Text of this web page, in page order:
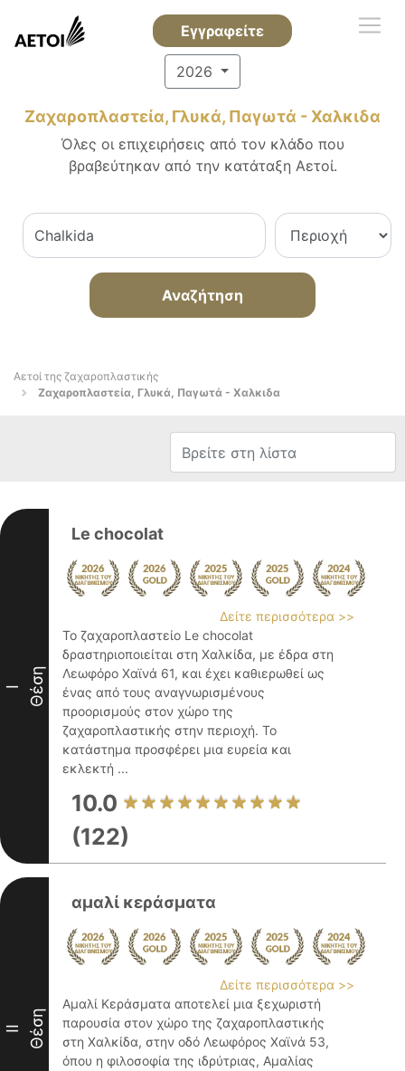
Εγγραφείτε
2026
Ζαχαροπλαστεία, Γλυκά, Παγωτά - Χαλκιδα
Όλες οι επιχειρήσεις από τον κλάδο που
βραβεύτηκαν από την κατάταξη Αετοί.
Αναζήτηση
Αετοί της ζαχαροπλαστικής
Ζαχαροπλαστεία, Γλυκά, Παγωτά - Χαλκιδα
I Θέση
Le chocolat
Δείτε περισσότερα >>
Το ζαχαροπλαστείο Le chocolat
δραστηριοποιείται στη Χαλκίδα, με έδρα στη
Λεωφόρο Χαϊνά 61, και έχει καθιερωθεί ως
ένας από τους αναγνωρισμένους
προορισμούς στον χώρο της
ζαχαροπλαστικής στην περιοχή. Το
κατάστημα προσφέρει μια ευρεία και
εκλεκτή ...
10.0
(122)
II Θέση
αμαλί κεράσματα
Δείτε περισσότερα >>
Αμαλί Κεράσματα αποτελεί μια ξεχωριστή
παρουσία στον χώρο της ζαχαροπλαστικής
στη Χαλκίδα, στην οδό Λεωφόρος Χαϊνά 53,
όπου η φιλοσοφία της ιδρύτριας, Αμαλίας